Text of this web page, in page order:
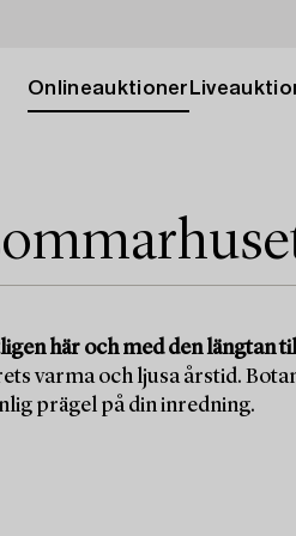
Onlineauktioner
här och med den längtan
varma och ljusa årstid.
prägel på din inredning.